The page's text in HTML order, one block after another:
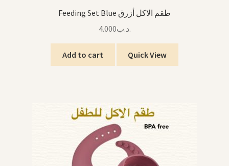
Feeding Set Blue طقم الاكل أزرق
.د.ب4.000
Add to cart Quick View